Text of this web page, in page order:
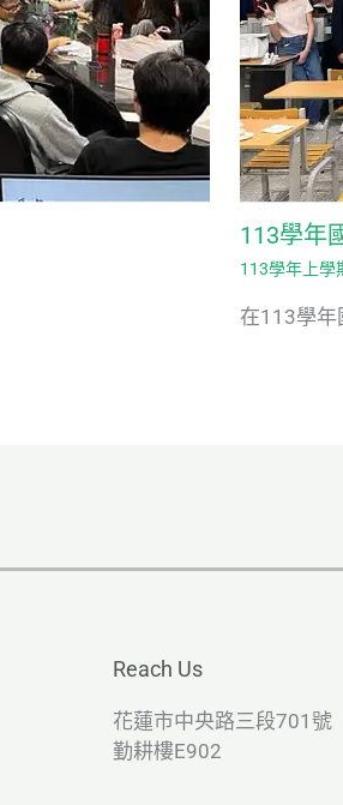
113學年
113學年上學
在113學年
Reach Us
花蓮市中央路三段701號
勤耕樓E902